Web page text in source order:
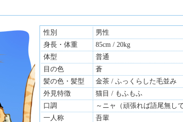
性別
男性
身長・体重
85cm / 20kg
体型
普通
目の色
蒼
髪の色・髪型
金茶 / ふっくらした毛並み
外見特徴
猫目 / もふもふ
口調
～ニャ（頑張れば語尾無し
一人称
吾輩